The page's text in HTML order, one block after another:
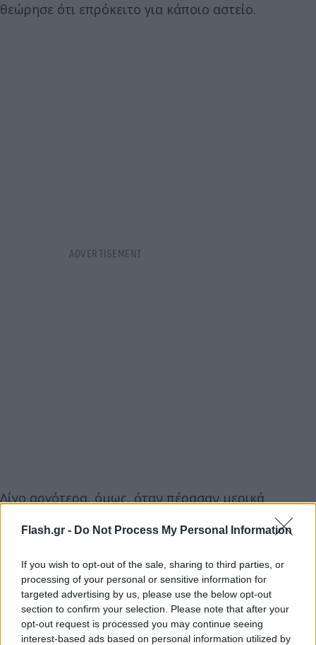
Flash.gr - Do Not Process My Personal Information
If you wish to opt-out of the sale, sharing to third parties, or
processing of your personal or sensitive information for
targeted advertising by us, please use the below opt-out
section to confirm your selection. Please note that after your
opt-out request is processed you may continue seeing
interest-based ads based on personal information utilized by
θεώρησε ότι επρόκειτο για κάποιο αστείο.
Λίγο αργότερα, όμως, όταν πέρασαν μερικά
δευτερόλεπτα και τον πλησίασε, είδε ότι δεν είχε
τις αισθήσεις του. Τότε τον γύρισε ανάποδα και
Λουόμενοι έβγαλαν τον 15χρονο από τη θάλασσα
και προσπάθησαν για ώρα να τον επαναφέρουν.
Μέσα σε λίγα λεπτά έφτασε στο σημείο